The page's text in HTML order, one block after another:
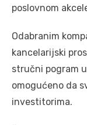
poslovnom
Odabranim
kancelarijski
stručni pogram
omogućeno da
investitorima.